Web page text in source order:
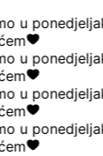
u ponedjeljak
u ponedjeljak
u ponedjeljak
u ponedjeljak